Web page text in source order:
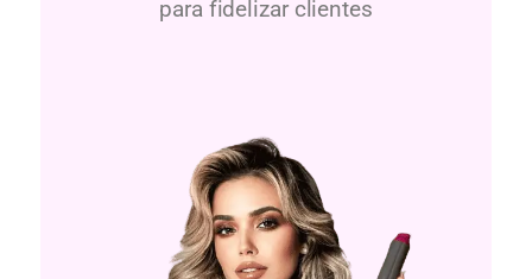
para fidelizar clientes